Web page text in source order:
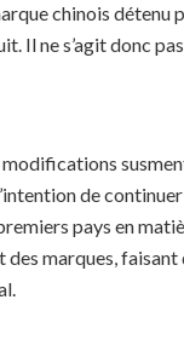
chinois détenu
Il ne s’agit donc pas
de
pays en
des marques,